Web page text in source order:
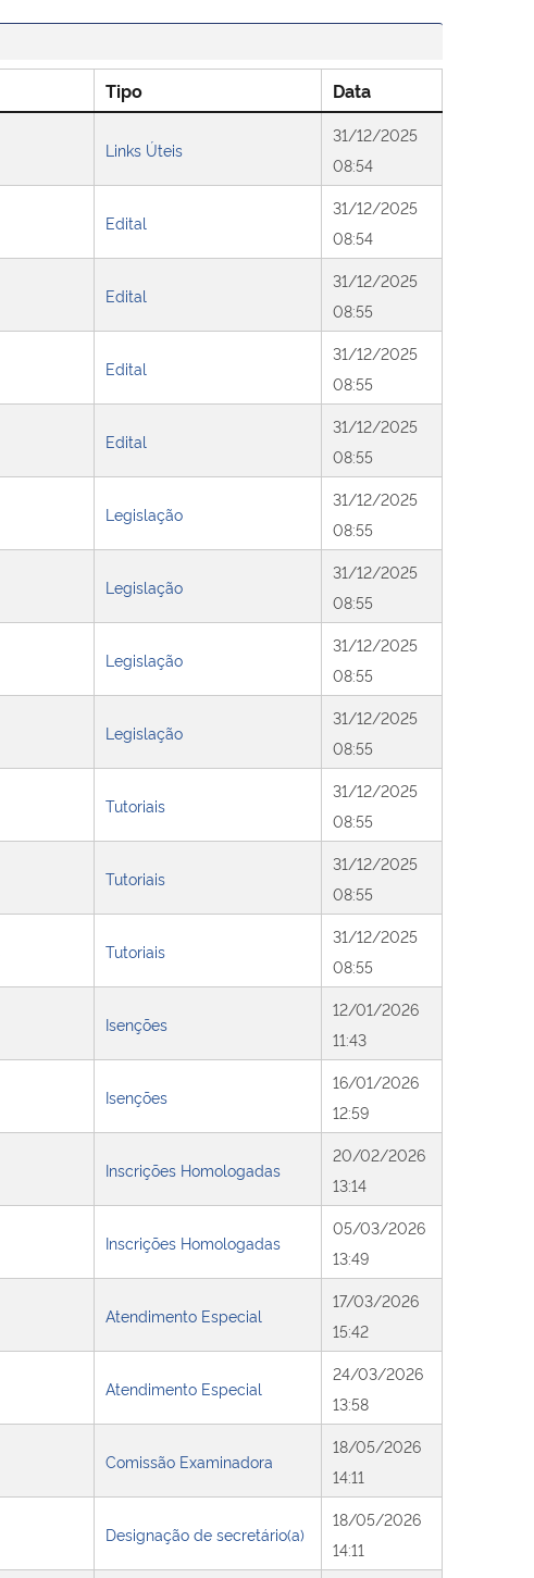
Tipo Data
Links Úteis
31/12/2025
08:54
Edital
31/12/2025
08:54
Edital
31/12/2025
08:55
Edital
31/12/2025
08:55
Edital
31/12/2025
08:55
Legislação
31/12/2025
08:55
Legislação
31/12/2025
08:55
Legislação
31/12/2025
08:55
Legislação
31/12/2025
08:55
Tutoriais
31/12/2025
08:55
Tutoriais
31/12/2025
08:55
Tutoriais
31/12/2025
08:55
Isenções
12/01/2026
11:43
Isenções
16/01/2026
12:59
Inscrições Homologadas
20/02/2026
13:14
Inscrições Homologadas
05/03/2026
13:49
Atendimento Especial
17/03/2026
15:42
Atendimento Especial
24/03/2026
13:58
Comissão Examinadora
18/05/2026
14:11
Designação de secretário(a)
18/05/2026
14:11